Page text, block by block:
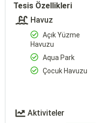
Tesis Özellikleri
Havuz
Açık Yüzme
Havuzu
Aqua Park
Çocuk Havuzu
Aktiviteler